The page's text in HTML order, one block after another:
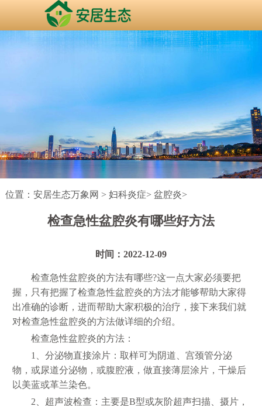
位置： 安居生态万象网 > 妇科炎症> 盆腔炎>
检查急性盆腔炎有哪些好方法
时间：2022-12-09
检查急性盆腔炎的方法有哪些?这一点大家必须要把
握，只有把握了检查急性盆腔炎的方法才能够帮助大家得
出准确的诊断，进而帮助大家积极的治疗，接下来我们就
对检查急性盆腔炎的方法做详细的介绍。
检查急性盆腔炎的方法：
1、分泌物直接涂片：取样可为阴道、宫颈管分泌
物，或尿道分泌物，或腹腔液，做直接薄层涂片，干燥后
以美蓝或革兰染色。
2、超声波检查：主要是B型或灰阶超声扫描、摄片，